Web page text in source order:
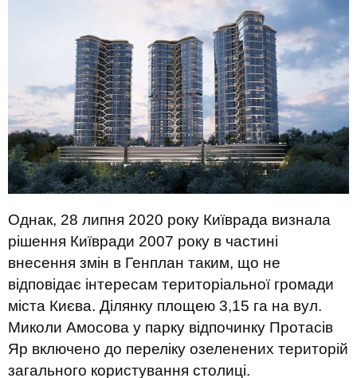
Однак, 28 липня 2020 року Київрада визнала
рішення Київради 2007 року в частині
внесення змін в Генплан таким, що не
відповідає інтересам територіальної громади
міста Києва. Ділянку площею 3,15 га на вул.
Миколи Амосова у парку відпочинку Протасів
Яр включено до переліку озеленених територій
загального користування столиці.